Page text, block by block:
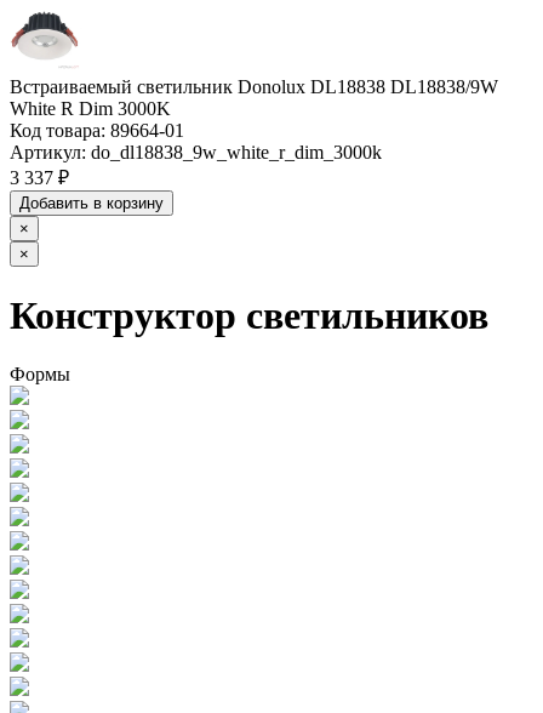
Встраиваемый светильник Donolux DL18838 DL18838/9W
White R Dim 3000K
Код товара: 89664-01
Артикул: do_dl18838_9w_white_r_dim_3000k
3 337 ₽
Добавить в корзину
×
×
Конструктор светильников
Формы